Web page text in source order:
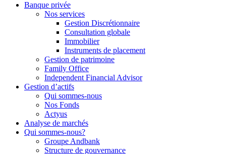
Banque privée
Nos services
Gestion Discrétionnaire
Consultation globale
Immobilier
Instruments de placement
Gestion de patrimoine
Family Office
Independent Financial Advisor
Gestion d’actifs
Qui sommes-nous
Nos Fonds
Actyus
Analyse de marchés
Qui sommes-nous?
Groupe Andbank
Structure de gouvernance